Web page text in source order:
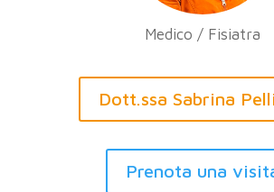
Medico / Fisiatra
Dott.ssa Sabrina
Prenota una